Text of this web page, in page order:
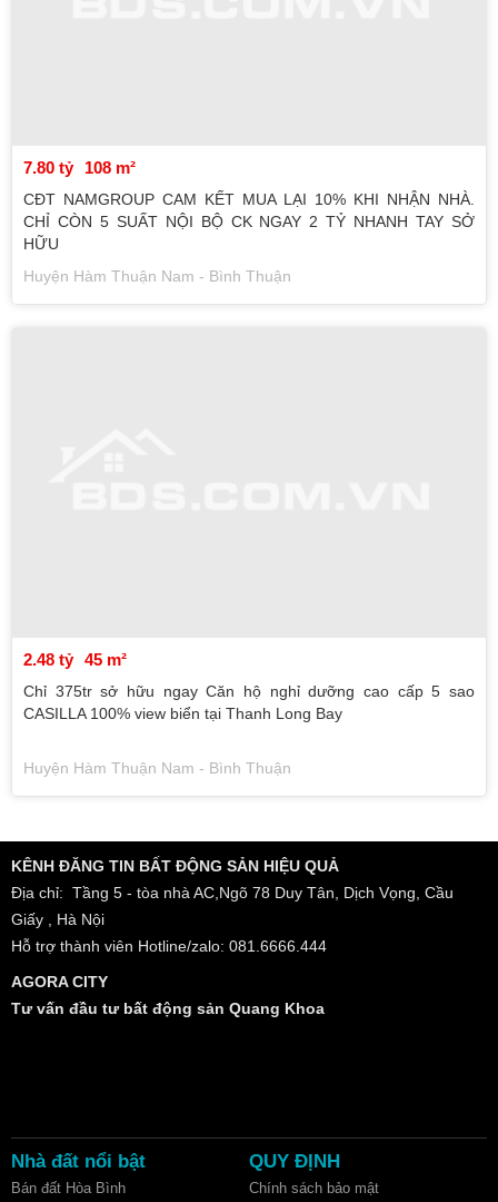
7.80 tỷ 108 m²
CĐT NAMGROUP CAM KẾT MUA LẠI 10% KHI NHẬN NHÀ.
CHỈ CÒN 5 SUẤT NỘI BỘ CK NGAY 2 TỶ NHANH TAY SỞ
HỮU
Huyện Hàm Thuận Nam - Bình Thuận
2.48 tỷ 45 m²
Chỉ 375tr sở hữu ngay Căn hộ nghỉ dưỡng cao cấp 5 sao
CASILLA 100% view biển tại Thanh Long Bay
Huyện Hàm Thuận Nam - Bình Thuận
KÊNH ĐĂNG TIN BẤT ĐỘNG SẢN HIỆU QUẢ
Địa chỉ: Tầng 5 - tòa nhà AC,Ngõ 78 Duy Tân, Dịch Vọng, Cầu
Giấy , Hà Nội
Hỗ trợ thành viên Hotline/zalo: 081.6666.444
AGORA CITY
Tư vấn đầu tư bất động sản Quang Khoa
Nhà đất nổi bật
Bán đất Hòa Bình
QUY ĐỊNH
Chính sách bảo mật